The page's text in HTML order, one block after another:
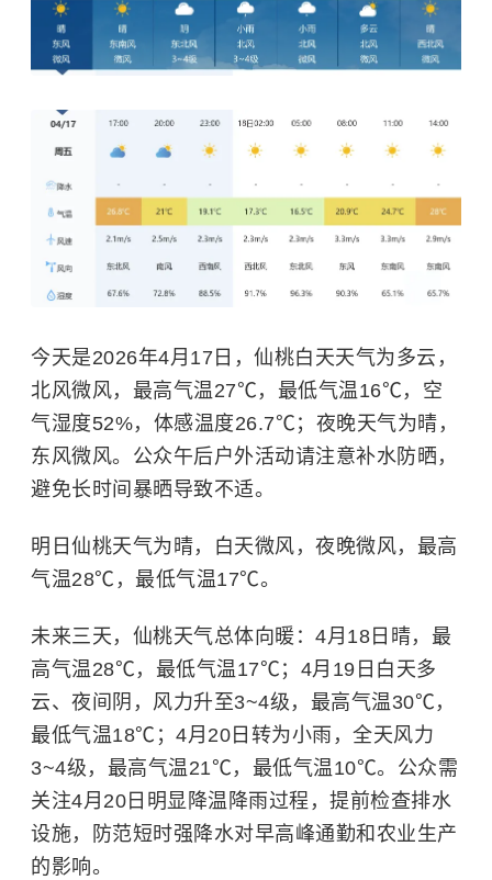
今天是2026年4月17日，仙桃白天天气为多云，
北风微风，最高气温27℃，最低气温16℃，空
气湿度52%，体感温度26.7℃；夜晚天气为晴，
东风微风。公众午后户外活动请注意补水防晒，
避免长时间暴晒导致不适。
明日仙桃天气为晴，白天微风，夜晚微风，最高
气温28℃，最低气温17℃。
未来三天，仙桃天气总体向暖：4月18日晴，最
高气温28℃，最低气温17℃；4月19日白天多
云、夜间阴，风力升至3~4级，最高气温30℃，
最低气温18℃；4月20日转为小雨，全天风力
3~4级，最高气温21℃，最低气温10℃。公众需
关注4月20日明显降温降雨过程，提前检查排水
设施，防范短时强降水对早高峰通勤和农业生产
的影响。